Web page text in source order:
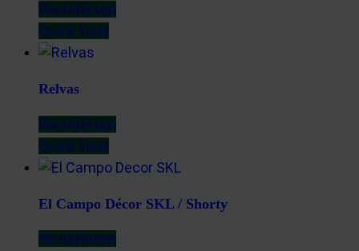
Weiterlesen
Quick View
Relvas
Weiterlesen
Quick View
El Campo Décor SKL / Shorty
Weiterlesen